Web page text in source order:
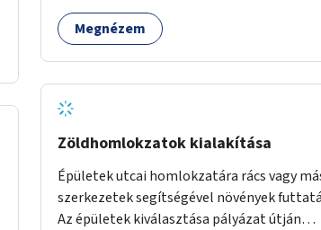
Megnézem
Zöldhomlokzatok kialakítása
Épületek utcai homlokzatára rács vagy
szerkezetek segítségével növények
Az épületek kiválasztása pályázat útján